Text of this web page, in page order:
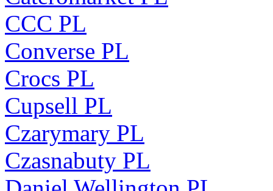
CCC PL
Converse PL
Crocs PL
Cupsell PL
Czarymary PL
Czasnabuty PL